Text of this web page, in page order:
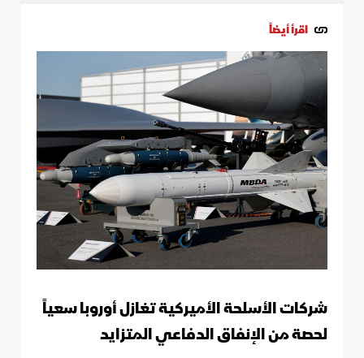
اقرأ أيضاً
شركات الأسلحة الأميركية تغازل أوروبا سعياً
لحصة من الإنفاق الدفاعي المتزايد